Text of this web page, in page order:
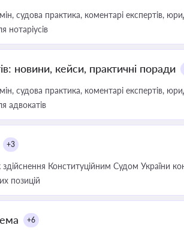
судова практика, коментарі експертів,
нотаріусів
новини, кейси, практичні поради
судова практика, коментарі експертів,
адвокатів
+3
Конституційним Судом України
позицій
+6